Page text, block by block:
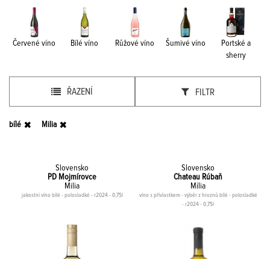
Červené víno Bílé víno Růžové víno Šumivé víno
Portské a
sherry
ŘAZENÍ FILTR
bílé Milia
Slovensko
PD Mojmírovce
Milia
jakostní víno bílé - polosladké - r2024 - 0,75l
Slovensko
Chateau Rúbaň
Mília
víno s přívlastkem - výběr z hroznů bílé - polosladké
- r2024 - 0,75l